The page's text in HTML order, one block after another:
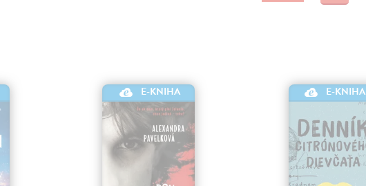
E-KNIHA E-KNIHA